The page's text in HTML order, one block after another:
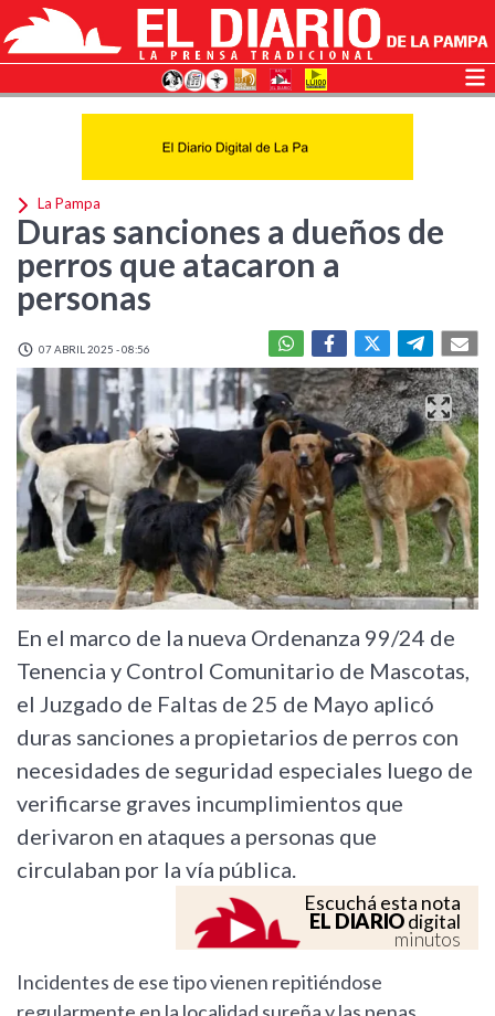
La Pampa
Duras sanciones a dueños de
perros que atacaron a
personas
07 ABRIL 2025 - 08:56
En el marco de la nueva Ordenanza 99/24 de
Tenencia y Control Comunitario de Mascotas,
el Juzgado de Faltas de 25 de Mayo aplicó
duras sanciones a propietarios de perros con
necesidades de seguridad especiales luego de
verificarse graves incumplimientos que
derivaron en ataques a personas que
circulaban por la vía pública.
Escuchá esta nota
EL DIARIOdigital
minutos
Incidentes de ese tipo vienen repitiéndose